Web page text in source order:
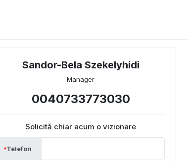
Sandor-Bela Szekelyhidi
Manager
0040733773030
Solicită chiar acum o vizionare
Telefon